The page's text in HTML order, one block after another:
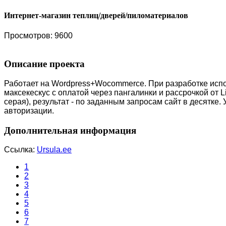
Интернет-магазин теплиц/дверей/пиломатериалов
Просмотров: 9600
Описание проекта
Работает на Wordpress+Wocommerce. При разработке
максекескус с оплатой через пангалинки и рассрочкой
серая), результат - по заданным запросам сайт в
авторизации.
Дополнительная информация
Ссылка: Ursula.ee
1
2
3
4
5
6
7